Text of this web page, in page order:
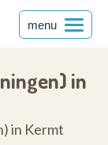
menu
in
in Kermt